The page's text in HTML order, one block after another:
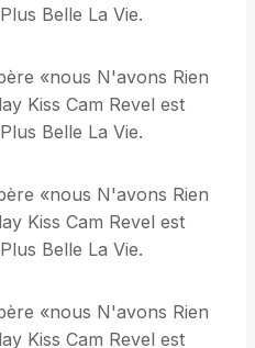
Belle La Vie.
«nous N'avons Rien
Kiss Cam Revel est
Belle La Vie.
«nous N'avons Rien
Kiss Cam Revel est
Belle La Vie.
«nous N'avons Rien
Kiss Cam Revel est